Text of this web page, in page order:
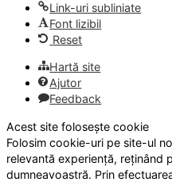
Link-uri subliniate
Font lizibil
Reset
Hartă site
Ajutor
Feedback
Acest site folosește cookie
Folosim cookie-uri pe site-ul
relevantă experiență, reținând
dumneavoastră. Prin